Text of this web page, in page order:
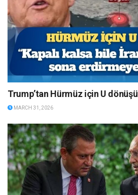
Trump’tan Hürmüz için U dönüşü
MARCH 31, 2026